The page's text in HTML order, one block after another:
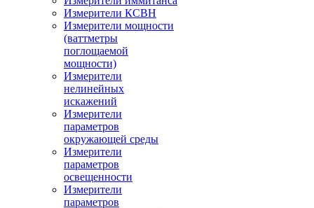
Измерители КСВН
Измерители мощности
(ваттметры
поглощаемой
мощности)
Измерители
нелинейных
искажений
Измерители
параметров
окружающей среды
Измерители
параметров
освещенности
Измерители
параметров